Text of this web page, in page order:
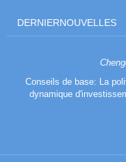
DERNIERNOUVELLES
Conseils de base: La
dynamique